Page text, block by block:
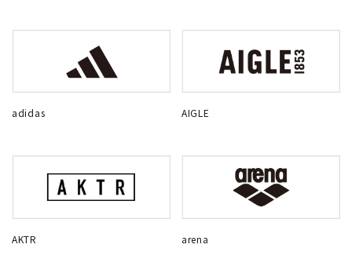
adidas AIGLE
AKTR arena